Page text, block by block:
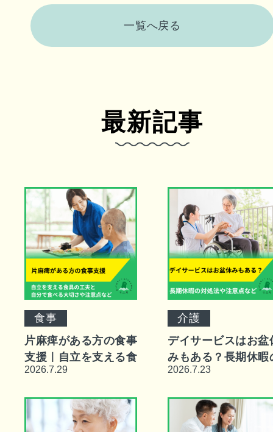
一覧へ戻る
最新記事
食事
片麻痺がある方の食事
支援｜自立を支える食
具の工夫と自分で食べ
2026.7.29
介護
デイサービスはお盆
みもある？長期休暇
対処法や注意点など
2026.7.23